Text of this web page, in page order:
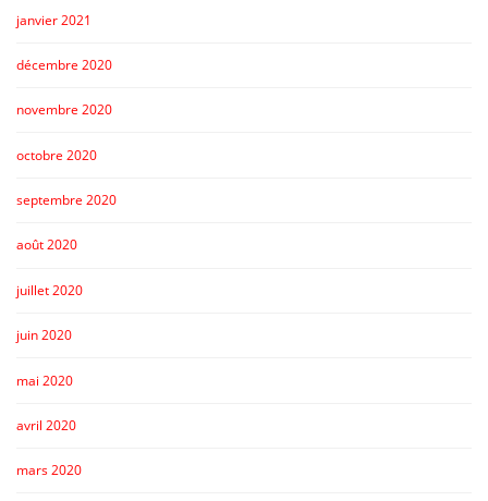
janvier 2021
décembre 2020
novembre 2020
octobre 2020
septembre 2020
août 2020
juillet 2020
juin 2020
mai 2020
avril 2020
mars 2020